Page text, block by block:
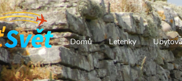
Domů Letenky